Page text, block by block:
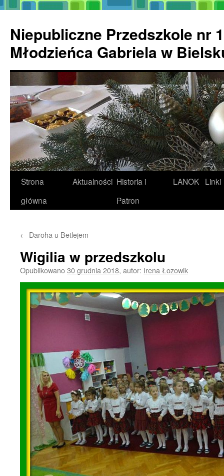
treści
Niepubliczne Przedszkole nr
Młodzieńca Gabriela w
Strona
główna
Aktualności Historia i
Patron
LANOK Linki
← Daroha u Betlejem
Wigilia w przedszkolu
Opublikowano30 grudnia 2018, autor: Irena Łozowik